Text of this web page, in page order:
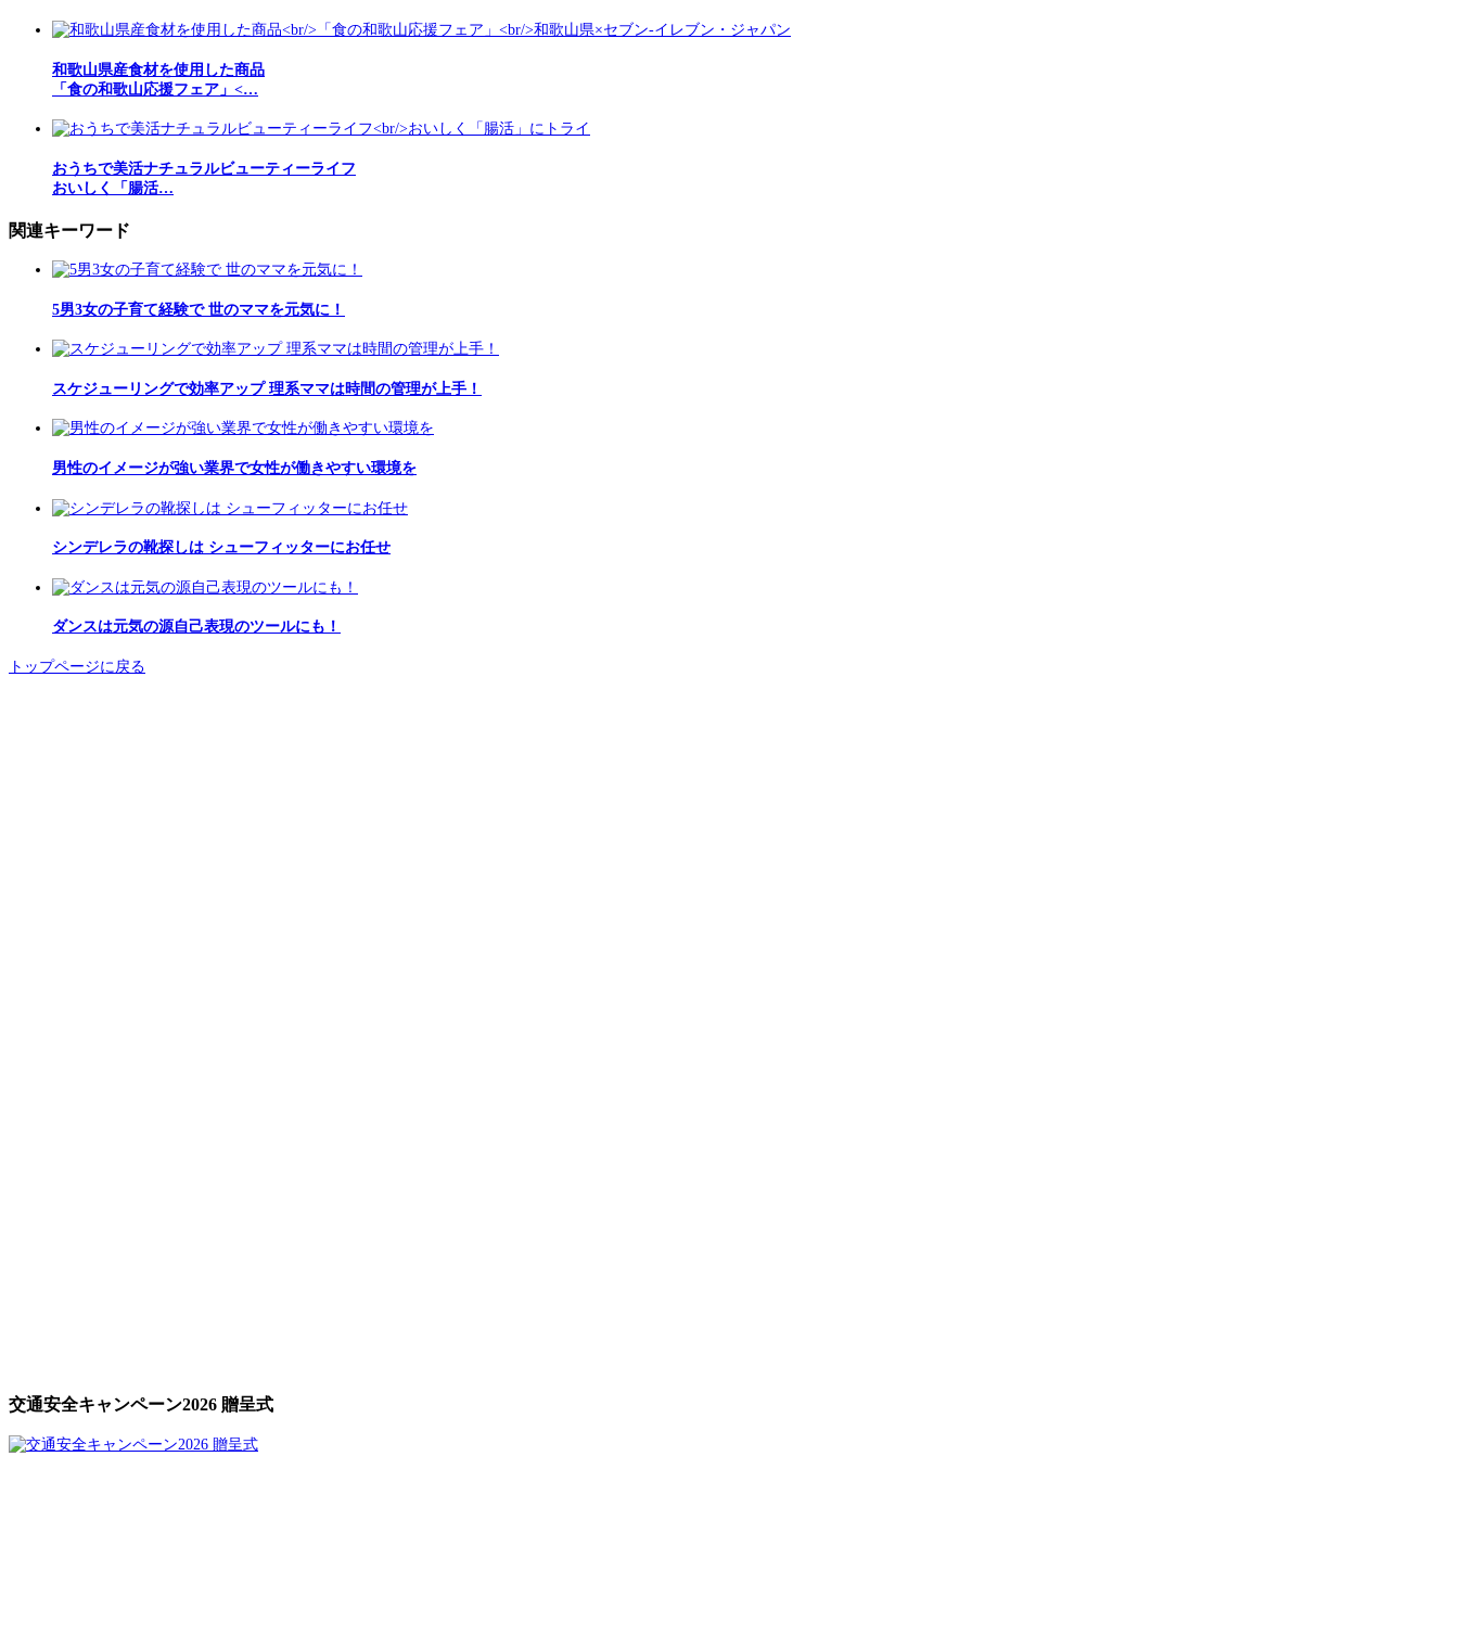
和歌山県産食材を使用した商品
「食の和歌山応援フェア」<…
おうちで美活ナチュラルビューティーライフ
おいしく「腸活…
関連キーワード
5男3女の子育て経験で 世のママを元気に！
スケジューリングで効率アップ 理系ママは時間の管理が上手！
男性のイメージが強い業界で女性が働きやすい環境を
シンデレラの靴探しは シューフィッターにお任せ
ダンスは元気の源自己表現のツールにも！
トップページに戻る
交通安全キャンペーン2026 贈呈式